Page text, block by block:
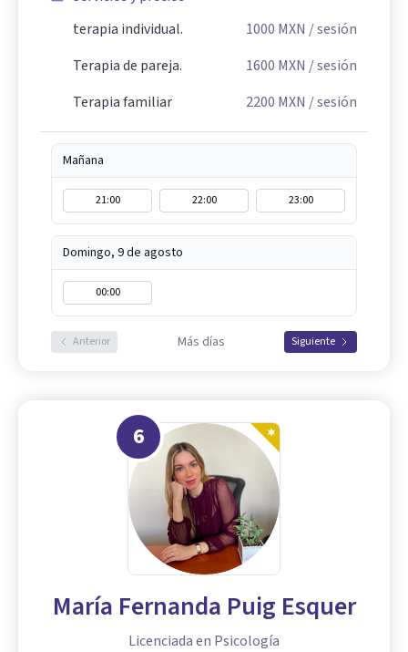
terapia individual.
1000 MXN / sesión
Terapia de pareja.
1600 MXN / sesión
Terapia familiar
2200 MXN / sesión
Mañana
21:00 22:00 23:00
Domingo, 9 de agosto
00:00
Anterior Más días Siguiente
6
María Fernanda Puig Esquer
Licenciada en Psicología